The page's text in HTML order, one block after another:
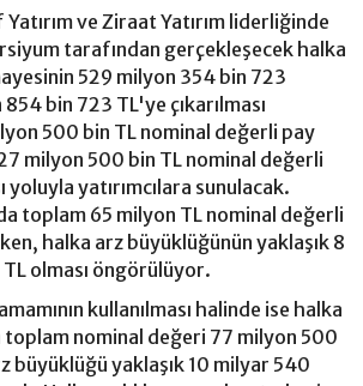
Yatırım ve Ziraat Yatırım liderliğinde
tarafından gerçekleşecek halka
529 milyon 354 bin 723
bin 723 TL'ye çıkarılması
500 bin TL nominal değerli pay
milyon 500 bin TL nominal değerli
yoluyla yatırımcılara sunulacak.
toplam 65 milyon TL nominal değerli
halka arz büyüklüğünün yaklaşık 8
olması öngörülüyor.
kullanılması halinde ise halka
toplam nominal değeri 77 milyon 500
büyüklüğü yaklaşık 10 milyar 540